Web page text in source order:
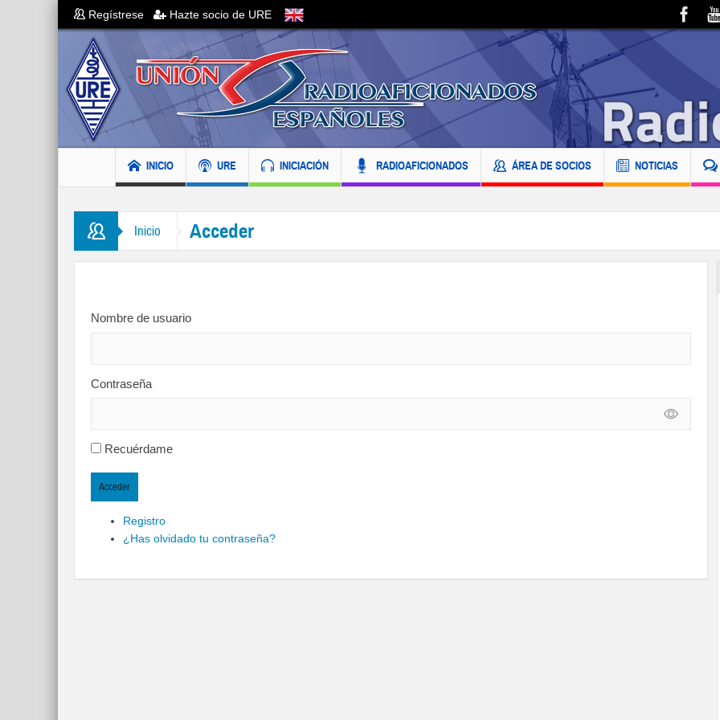
Regístrese Hazte socio de URE
INICIO URE INICIACIÓN RADIOAFICIONADOS ÁREA DE SOCIOS NOTICIAS
Inicio Acceder
Nombre de usuario
Contraseña
Recuérdame
Acceder
Registro
¿Has olvidado tu contraseña?